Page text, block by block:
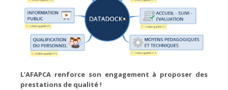
L’AFAPCA renforce son engagement à proposer des
prestations de qualité !